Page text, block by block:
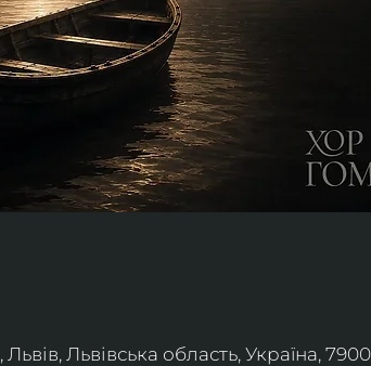
Львівська область, Україна,